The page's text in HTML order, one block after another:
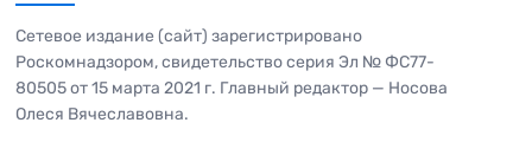
Сетевое издание (сайт) зарегистрировано
Роскомнадзором, свидетельство серия Эл № ФС77-
80505 от 15 марта 2021 г. Главный редактор — Носова
Олеся Вячеславовна.